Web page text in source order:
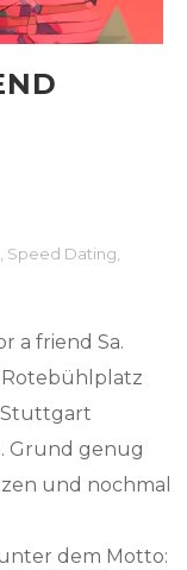
Speed Dating
a friend Sa.
Rotebühlplatz
Stuttgart
Grund genug
und nochmal
dem Motto: